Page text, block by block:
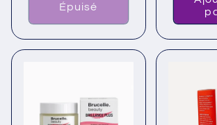
Épuisé